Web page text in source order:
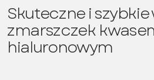
Skuteczne i szybkie
zmarszczek
hialuronowym